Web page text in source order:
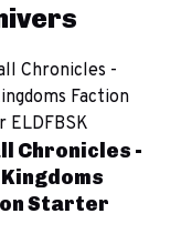
Chronicles -
Starter